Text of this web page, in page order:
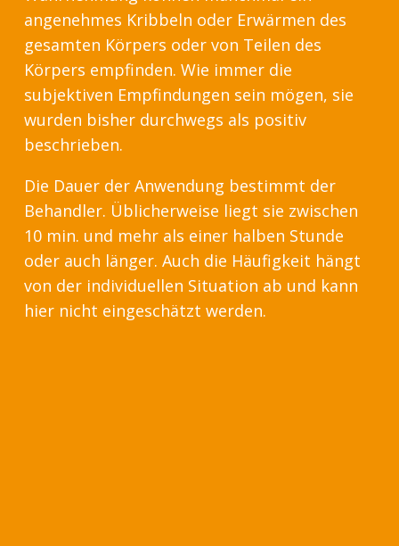
angenehmes Kribbeln oder Erwärmen des
gesamten Körpers oder von Teilen des
Körpers empfinden. Wie immer die
subjektiven Empfindungen sein mögen, sie
wurden bisher durchwegs als positiv
beschrieben.
Die Dauer der Anwendung bestimmt der
Behandler. Üblicherweise liegt sie zwischen
10 min. und mehr als einer halben Stunde
oder auch länger. Auch die Häufigkeit hängt
von der individuellen Situation ab und kann
hier nicht eingeschätzt werden.